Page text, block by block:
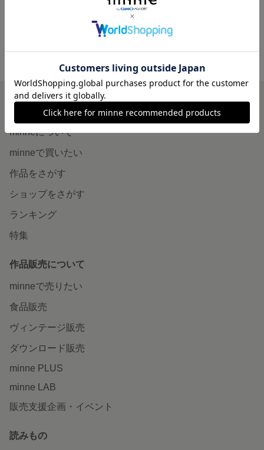
SHEILA406'S GALLERY の作品一覧
minneを知る
minneについて
minneで買いたい
作品をさがす
ショップをさがす
ランキング
特集
作品販売について
minneで売りたい
食品販売
ヴィンテージ販売
ダウンロード販売
minne PLUS
minne LAB
販売支援企画・イベント
読みもの